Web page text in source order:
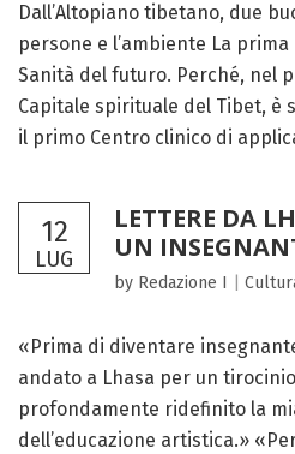
Dall’Altopiano tibetano, due
persone e l’ambiente La
Sanità del futuro. Perché, nel
Capitale spirituale del Tibet, è
il primo Centro clinico di
12
LUG
LETTERE DA
UN
by Redazione I
«Prima di diventare
andato a Lhasa per un
profondamente ridefinito la
dell’educazione artistica.»